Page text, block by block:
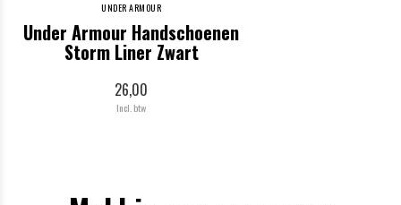
UNDER ARMOUR
Under Armour Handschoenen
Storm Liner Zwart
26,00
Incl. btw